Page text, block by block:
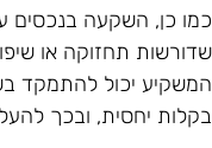
כן, השקעה בנכסים
תחזוקה או
יכול להתמקד
יחסית, ובכך